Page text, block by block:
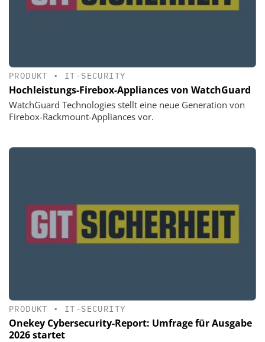
PRODUKT • IT-SECURITY
Hochleistungs-Firebox-Appliances von WatchGuard
WatchGuard Technologies stellt eine neue Generation von
Firebox-Rackmount-Appliances vor.
PRODUKT • IT-SECURITY
Onekey Cybersecurity-Report: Umfrage für Ausgabe
2026 startet